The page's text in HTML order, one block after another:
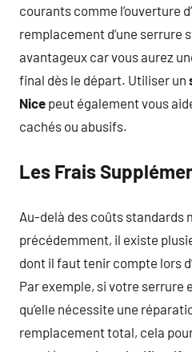
courants comme l’ouverture
remplacement d’une serrure
avantageux car vous aurez
final dès le départ. Utiliser un
Nice peut également vous
cachés ou abusifs.
Les Frais
Au-delà des coûts standards
précédemment, il existe
dont il faut tenir compte lors
Par exemple, si votre serrure
qu’elle nécessite une
remplacement total, cela